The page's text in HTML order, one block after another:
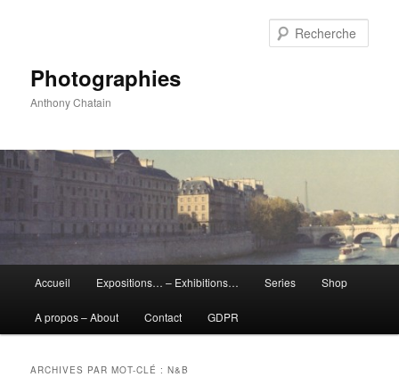
Photographies
Anthony Chatain
principal
Accueil Expositions… – Exhibitions… Series Shop
A propos – About Contact GDPR
ARCHIVES PAR MOT-CLÉ :N&B